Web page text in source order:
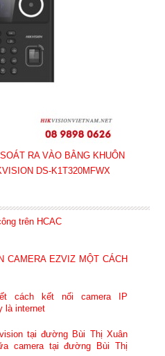
RA VÀO BẰNG KHUÔN
DS-K1T320MFWX
trên HCAC
CAMERA EZVIZ MỘT CÁCH
cách kết nối camera IP
là internet
tại đường Bùi Thị Xuân
camera tại đường Bùi Thị